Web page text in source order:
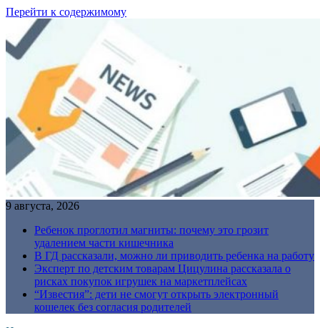
Перейти к содержимому
9 августа, 2026
Ребенок проглотил магниты: почему это грозит
удалением части кишечника
В ГД рассказали, можно ли приводить ребенка на работу
Эксперт по детским товарам Цицулина рассказала о
рисках покупок игрушек на маркетплейсах
“Известия”: дети не смогут открыть электронный
кошелек без согласия родителей